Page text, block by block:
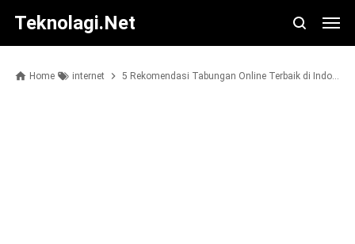
Teknolagi.net
Home internet 5 Rekomendasi Tabungan Online Terbaik di Indonesia